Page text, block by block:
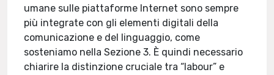
umane sulle piattaforme Internet sono sempre
più integrate con gli elementi digitali della
comunicazione e del linguaggio, come
sosteniamo nella Sezione 3. È quindi necessario
chiarire la distinzione cruciale tra “labour” e